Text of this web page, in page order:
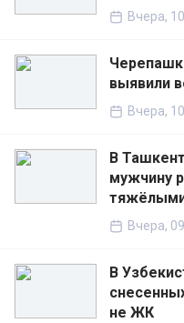
Вчера,
выявили
Вчера,
В
мужчину
Вчера,
В
не ЖК